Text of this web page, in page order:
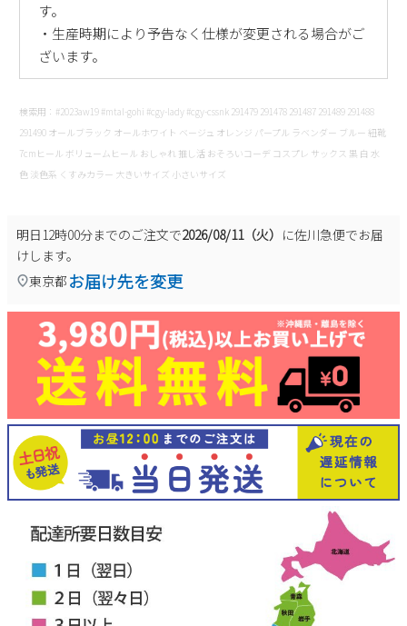
す。
・生産時期により予告なく仕様が変更される場合がご
ざいます。
検索用：#2023aw19 #mtal-gohi #cgy-lady #cgy-cssnk 291479 291478 291487 291489 291488
291490 オールブラック オールホワイト ベージュ オレンジ パープル ラベンダー ブルー 紐靴
7cmヒール ボリュームヒール おしゃれ 推し活 おそろいコーデ コスプレ サックス 黒 白 水
色 淡色系 くすみカラー 大きいサイズ 小さいサイズ
明日12時00分までのご注文で2026/08/11（火） に佐川急便でお届
けします。
東京都 お届け先を変更